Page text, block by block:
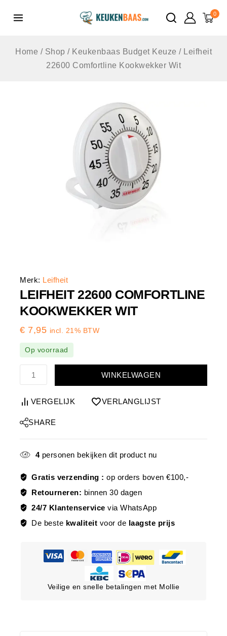
inhoud
0
Home / Shop / Keukenbaas Budget Keuze / Leifheit
22600 Comfortline Kookwekker Wit
Merk: Leifheit
LEIFHEIT 22600 COMFORTLINE
KOOKWEKKER WIT
€ 7,95 incl. 21% BTW
Op voorraad
WINKELWAGEN
VERGELIJK VERLANGLIJST
SHARE
4personen bekijken dit product nu
Gratis verzending :op orders boven €100,-
Retourneren: binnen 30 dagen
24/7 Klantenservice via WhatsApp
De beste kwaliteit voor de laagste prijs
Veilige en snelle betalingen met Mollie